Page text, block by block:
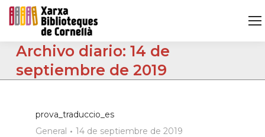
Archivo diario:14 de
septiembre de 2019
prova_traduccio_es
General
14 de septiembre de 2019